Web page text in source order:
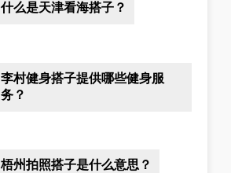
什么是天津看海搭子？
李村健身搭子提供哪些健身服
务？
梧州拍照搭子是什么意思？